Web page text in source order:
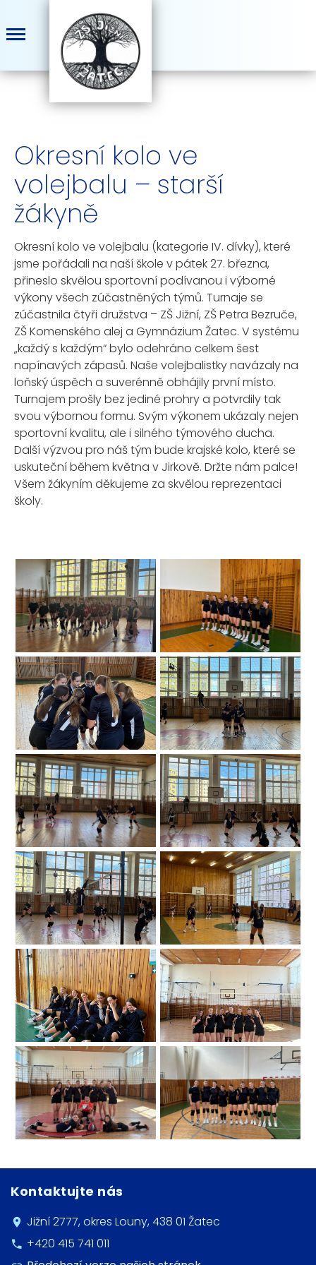
Okresní kolo ve
volejbalu – starší
žákyně
Okresní kolo ve volejbalu (kategorie IV. dívky), které
jsme pořádali na naší škole v pátek 27. března,
přineslo skvělou sportovní podívanou i výborné
výkony všech zúčastněných týmů. Turnaje se
zúčastnila čtyři družstva – ZŠ Jižní, ZŠ Petra Bezruče,
ZŠ Komenského alej a Gymnázium Žatec. V systému
„každý s každým“ bylo odehráno celkem šest
napínavých zápasů. Naše volejbalistky navázaly na
loňský úspěch a suverénně obhájily první místo.
Turnajem prošly bez jediné prohry a potvrdily tak
svou výbornou formu. Svým výkonem ukázaly nejen
sportovní kvalitu, ale i silného týmového ducha.
Další výzvou pro náš tým bude krajské kolo, které se
uskuteční během května v Jirkově. Držte nám palce!
Všem žákyním děkujeme za skvělou reprezentaci
školy.
Kontaktujte nás
Jižní 2777, okres Louny, 438 01 Žatec
+420 415 741 011